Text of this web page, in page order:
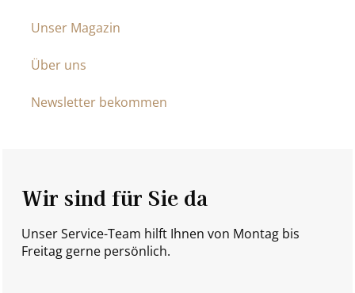
Unser Magazin
Über uns
Newsletter bekommen
Wir sind für Sie da
Unser Service-Team hilft Ihnen von Montag bis
Freitag gerne persönlich.